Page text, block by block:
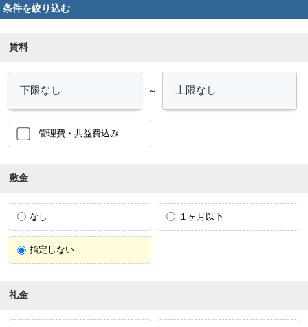
条件を絞り込む
賃料
～
管理費・共益費込み
敷金
なし １ヶ月以下
指定しない
礼金